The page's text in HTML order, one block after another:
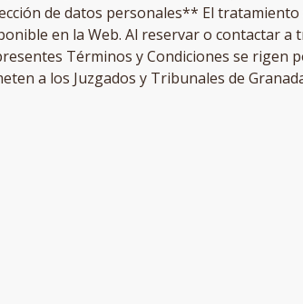
de datos personales** El
en la Web. Al reservar o contactar
Términos y Condiciones se rigen
a los Juzgados y Tribunales de